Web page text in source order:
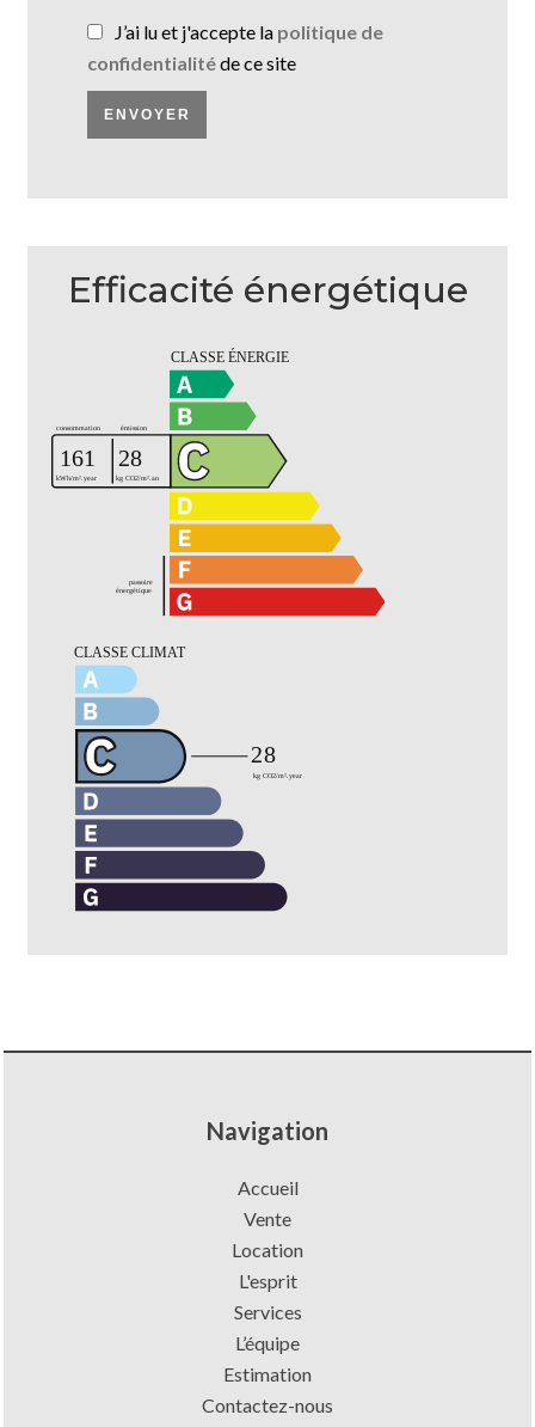
J’ai lu et j'accepte la politique de
confidentialitéde ce site
ENVOYER
Efficacité énergétique
Navigation
Accueil
Vente
Location
L'esprit
Services
L’équipe
Estimation
Contactez-nous